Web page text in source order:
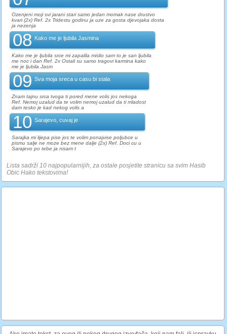
Ozenjeni moji svi jarani stari samo jedan momak nase drustvo
kvari (2x) Ref. 2x Tridestu godinu ja uze za gosta djevojaka dosta
ja nezenja
08 Kako me je ljubila Jasmina
Kako me je ljubila srce mi zapalila mislio sam to je san ljubila
me noc i dan Ref. 2x Ostali su samo tragovi karmina kako
me je ljubila Jasm
09 Sva moja sreca u casu bi stala
Znam tajnu srca tvoga ti pored mene volis jos nekoga
Ref. Nemoj uzalud da te volim nemoj uzalud da ti mladost
dam tesko je kad nekog volis a
10 Sarajevo, cuvaj je
Sarajka mi lijepa pise jos te volim ponajvise poljubce u
pismu salje ne moze bez mene dalje (2x) Ref. Doci cu u
Sarajevo po tebe ja nisam t
Lista sadrži 10 najpopularnijih, za ostale posjetite stranicu sa svim Hasib
Obic Hako tekstovima!